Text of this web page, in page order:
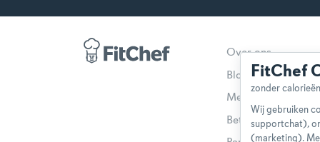
Over ons
Blog
Methodologie
Betaalmethoden
FitChef
Wij gebruiken
supportchat),
(marketing).